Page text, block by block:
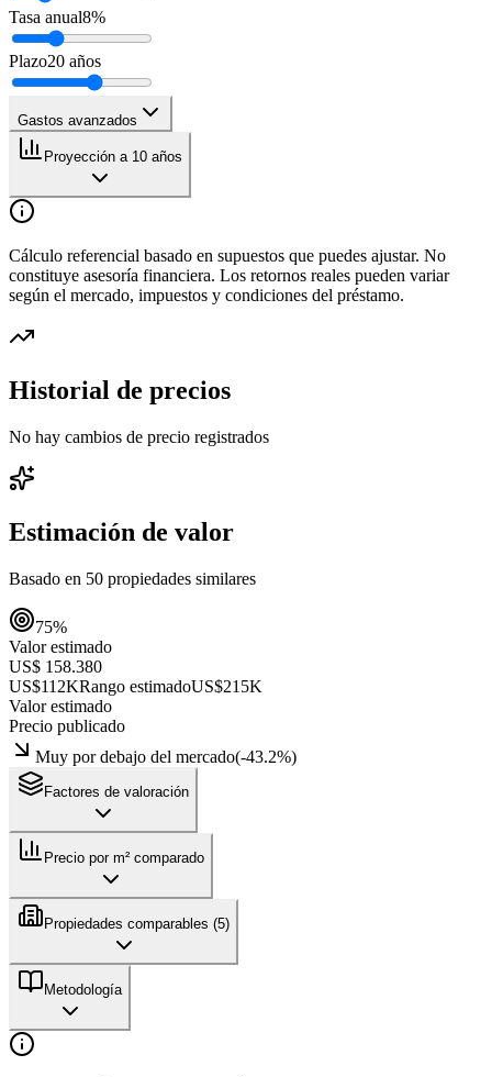
Tasa anual8%
Plazo20 años
Gastos avanzados
Proyección a 10 años
Cálculo referencial basado en supuestos que puedes ajustar. No
constituye asesoría financiera. Los retornos reales pueden variar
según el mercado, impuestos y condiciones del préstamo.
Historial de precios
No hay cambios de precio registrados
Estimación de valor
Basado en 50 propiedades similares
75%
Valor estimado
US$ 158.380
US$112KRango estimadoUS$215K
Valor estimado
Precio publicado
Muy por debajo del mercado(-43.2%)
Factores de valoración
Precio por m² comparado
Propiedades comparables (5)
Metodología